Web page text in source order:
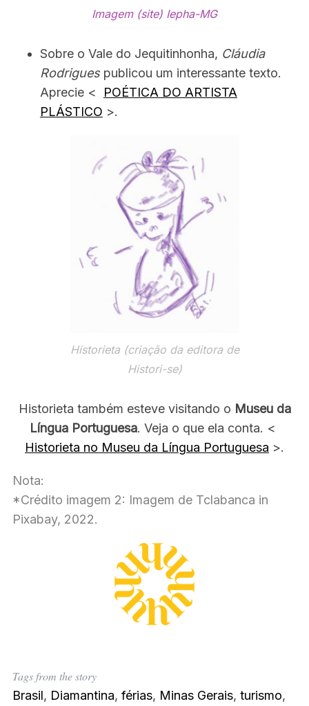
Imagem (site) Iepha-MG
Sobre o Vale do Jequitinhonha, Cláudia
Rodriguespublicou um interessante texto.
Aprecie < POÉTICA DO ARTISTA
PLÁSTICO >.
Historieta (criação da editora de
Histori-se)
Historieta também esteve visitando o Museu da
Língua Portuguesa. Veja o que ela conta. <
Historieta no Museu da Língua Portuguesa >.
Nota:
*Crédito imagem 2: Imagem de Tclabanca in
Pixabay, 2022.
Tags from the story
Brasil, Diamantina, férias, Minas Gerais, turismo,